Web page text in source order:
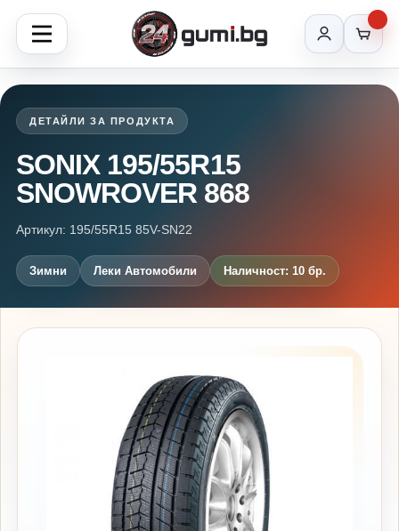
ДЕТАЙЛИ ЗА ПРОДУКТА
SONIX 195/55R15
SNOWROVER 868
Артикул: 195/55R15 85V-SN22
Зимни Леки Автомобили Наличност: 10 бр.